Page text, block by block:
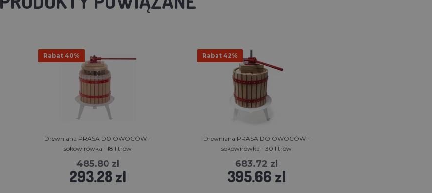
Rabat 40%
Drewniana PRASA DO OWOCÓW -
sokowirówka - 18 litrów
485.80 zl
293.28 zl
Rabat 42%
Drewniana PRASA DO OWOCÓW -
sokowirówka - 30 litrów
683.72 zl
395.66 zl